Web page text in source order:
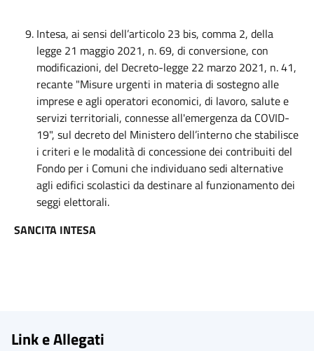
Intesa, ai sensi dell’articolo 23 bis, comma 2, della
legge 21 maggio 2021, n. 69, di conversione, con
modificazioni, del Decreto-legge 22 marzo 2021, n. 41,
recante "Misure urgenti in materia di sostegno alle
imprese e agli operatori economici, di lavoro, salute e
servizi territoriali, connesse all'emergenza da COVID-
19", sul decreto del Ministero dell’interno che stabilisce
i criteri e le modalità di concessione dei contribuiti del
Fondo per i Comuni che individuano sedi alternative
agli edifici scolastici da destinare al funzionamento dei
seggi elettorali.
SANCITA INTESA
Link e Allegati